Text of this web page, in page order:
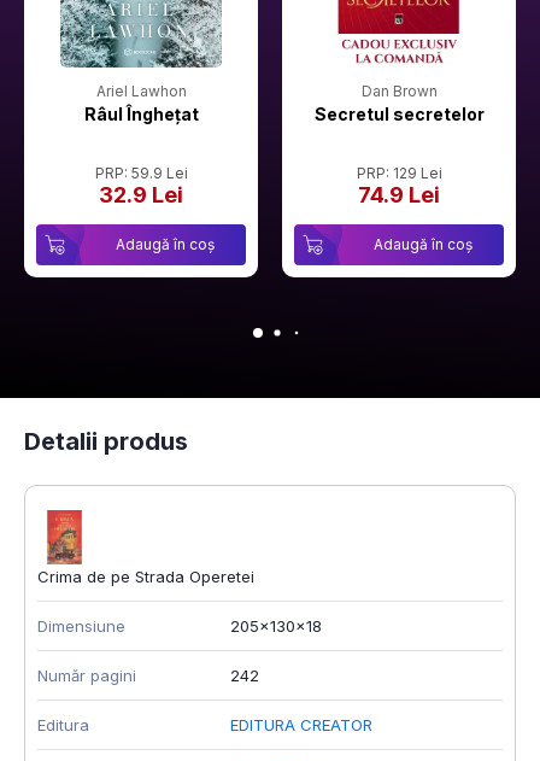
Ariel Lawhon
Râul Înghețat
PRP: 59.9 Lei
32.9 Lei
Adaugă în coș
Dan Brown
Secretul secretelor
PRP: 129 Lei
74.9 Lei
Adaugă în coș
Detalii produs
Crima de pe Strada Operetei
Dimensiune 205x130x18
Număr pagini 242
Editura EDITURA CREATOR